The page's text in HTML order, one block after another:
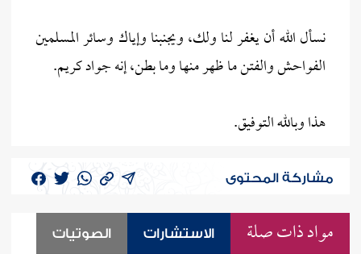
نسأل الله أن يغفر لنا ولك، ويجنبنا وإياك وسائر المسلمين
الفواحش والفتن ما ظهر منها وما بطن، إنه جواد كريم.
هذا وبالله التوفيق.
مشاركة المحتوى
مواد ذات صلة الاستشارات الصوتيات